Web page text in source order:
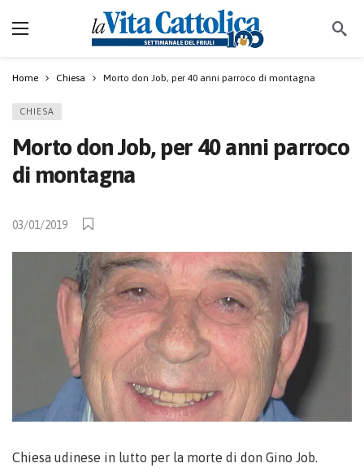
Home Chiesa Morto don Job, per 40 anni parroco di montagna
CHIESA
Morto don Job, per 40 anni parroco
di montagna
03/01/2019
Chiesa udinese in lutto per la morte di don Gino Job.